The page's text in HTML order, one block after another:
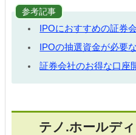
参考記事
IPOにおすすめの証券
IPOの抽選資金が必要
証券会社のお得な口座
テノ.ホールデ